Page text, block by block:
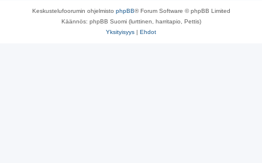
Keskustelufoorumin ohjelmisto phpBB® Forum Software © phpBB Limited
Käännös: phpBB Suomi (lurttinen, harritapio, Pettis)
Yksityisyys | Ehdot